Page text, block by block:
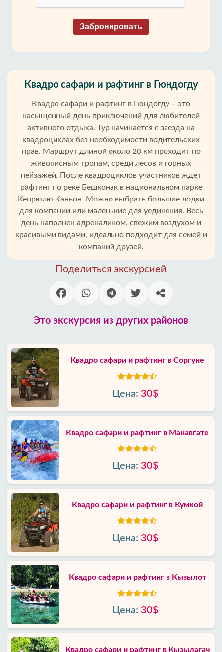
Забронировать
Квадро сафари и рафтинг в Гюндогду
Квадро сафари и рафтинг в Гюндогду – это
насыщенный день приключений для любителей
активного отдыха. Тур начинается с заезда на
квадроциклах без необходимости водительских
прав. Маршрут длиной около 20 км проходит по
живописным тропам, среди лесов и горных
пейзажей. После квадроциклов участников ждет
рафтинг по реке Бешконак в национальном парке
Кепрюлю Каньон. Можно выбрать большие лодки
для компании или маленькие для уединения. Весь
день наполнен адреналином, свежим воздухом и
красивыми видами, идеально подходит для семей и
компаний друзей.
Поделиться экскурсией
Это экскурсия из других районов
Квадро сафари и рафтинг в Соргуне
Цена: 30$
Квадро сафари и рафтинг в Манавгате
Цена: 30$
Квадро сафари и рафтинг в Кумкой
Цена: 30$
Квадро сафари и рафтинг в Кызылот
Цена: 30$
Квадро сафари и рафтинг в Кызылагач